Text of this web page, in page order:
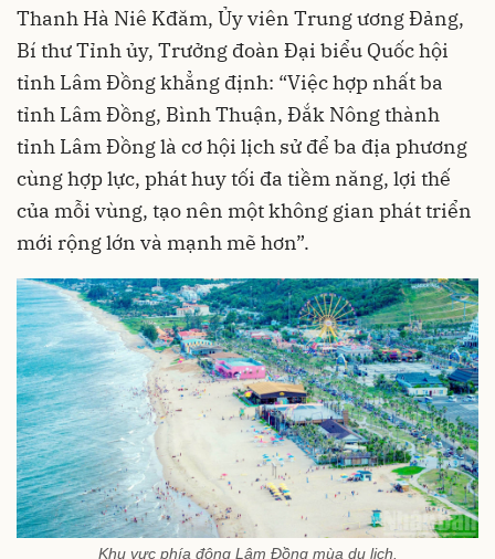
Thanh Hà Niê Kđăm, Ủy viên Trung ương Đảng,
Bí thư Tỉnh ủy, Trưởng đoàn Đại biểu Quốc hội
tỉnh Lâm Đồng khẳng định: “Việchợp nhấtba
tỉnh Lâm Đồng, Bình Thuận, Đắk Nông thành
tỉnh Lâm Đồng là cơ hội lịch sử để ba địa phương
cùng hợp lực, phát huy tối đa tiềm năng, lợi thế
của mỗi vùng, tạo nên một không gian phát triển
mới rộng lớn và mạnh mẽ hơn”.
Khu vực phía đông Lâm Đồng mùa du lịch.